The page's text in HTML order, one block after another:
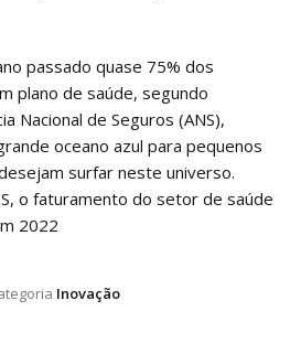
passado quase 75% dos
plano de saúde, segundo
Nacional de Seguros (ANS),
oceano azul para pequenos
surfar neste universo.
o faturamento do setor de saúde
2022
Inovação